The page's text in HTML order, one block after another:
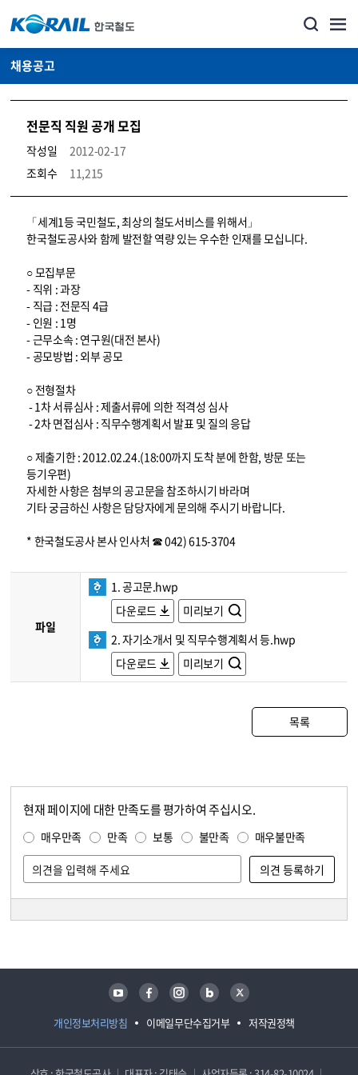
채용공고
전문직 직원 공개 모집
작성일
2012-02-17
조회수
11,215
코레일소개_경영공시_채용공고 상세보기 – 내용, 파일, 담당자 연락처로 구성
「세계1등 국민철도, 최상의 철도서비스를 위해서」
한국철도공사와 함께 발전할 역량 있는 우수한 인재를 모십니다.
○ 모집부문
- 직위 : 과장
- 직급 : 전문직 4급
- 인원 : 1명
- 근무소속 : 연구원(대전 본사)
- 공모방법 : 외부 공모
○ 전형절차
- 1차 서류심사 : 제출서류에 의한 적격성 심사
- 2차 면접심사 : 직무수행계획서 발표 및 질의 응답
○ 제출기한 : 2012.02.24.(18:00까지 도착 분에 한함, 방문 또는
등기우편)
자세한 사항은 첨부의 공고문을 참조하시기 바라며
기타 궁금하신 사항은 담당자에게 문의해 주시기 바랍니다.
* 한국철도공사 본사 인사처 ☎ 042) 615-3704
파일
1. 공고문.hwp
다운로드
미리보기
2. 자기소개서 및 직무수행계획서 등.hwp
다운로드
미리보기
목록
현재 페이지에 대한 만족도를 평가하여 주십시오.
매우만족 만족 보통 불만족 매우불만족
개인정보처리방침 이메일무단수집거부 저작권정책
유튜브 페이스북 인스타그램 블로그 트위터